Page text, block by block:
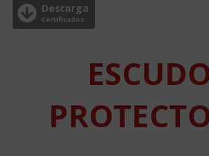
Descarga
Certificados